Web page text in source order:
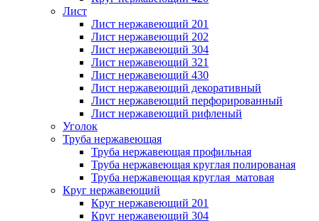
Лист
Лист нержавеющий 201
Лист нержавеющий 202
Лист нержавеющий 304
Лист нержавеющий 321
Лист нержавеющий 430
Лист нержавеющий декоративный
Лист нержавеющий перфорированный
Лист нержавеющий рифленый
Уголок
Труба нержавеющая
Труба нержавеющая профильная
Труба нержавеющая круглая полированая
Труба нержавеющая круглая матовая
Круг нержавеющий
Круг нержавеющий 201
Круг нержавеющий 304